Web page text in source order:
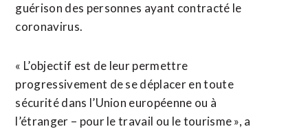
guérison des personnes ayant contracté le
coronavirus.
« L’objectif est de leur permettre
progressivement de se déplacer en toute
sécurité dans l’Union européenne ou à
l’étranger – pour le travail ou le tourisme », a